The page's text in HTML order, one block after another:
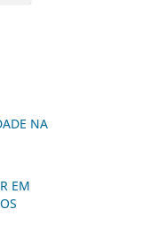
NA
EM